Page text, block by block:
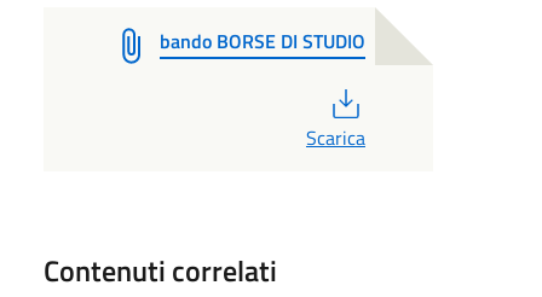
bando BORSE DI STUDIO
Scarica
Contenuti correlati